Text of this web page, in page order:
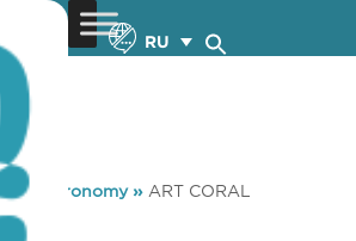
RU
»Gastronomy» ART CORAL